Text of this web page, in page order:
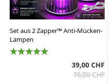
Set aus 2 Zapper™ Anti-Mücken-
Lampen
39,00 CHF
76,00 CHF